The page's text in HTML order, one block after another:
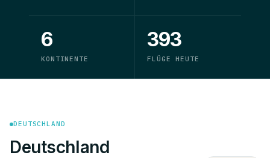
6
KONTINENTE
393
FLÜGE HEUTE
DEUTSCHLAND
Deutschland